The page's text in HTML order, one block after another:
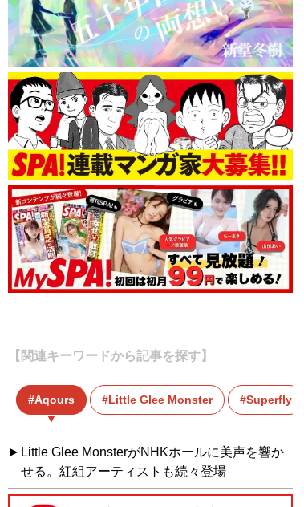
【関連キーワードから記事を探す】
Aqours Little Glee Monster Superfly
Little Glee MonsterがNHKホールに美声を響か
せる。紅組アーティストも続々登場